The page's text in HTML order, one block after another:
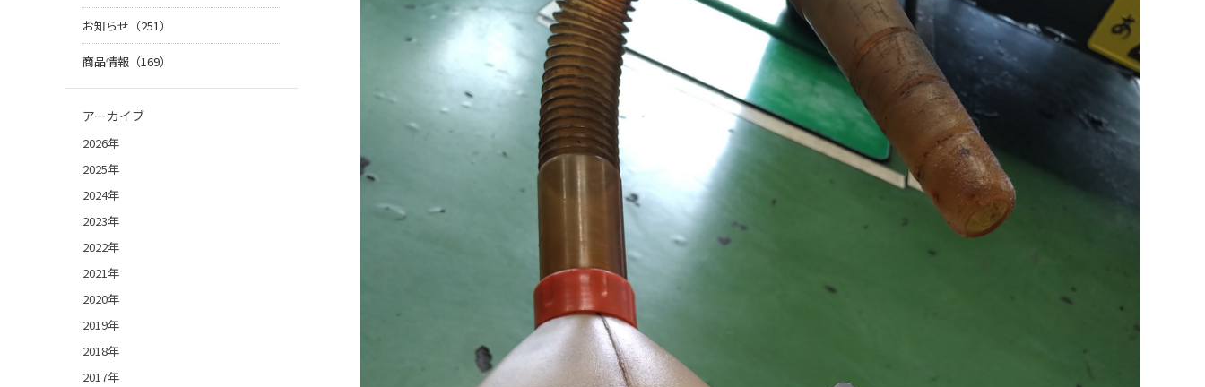
お知らせ（251）
商品情報（169）
アーカイブ
2026年
2025年
2024年
2023年
2022年
2021年
2020年
2019年
2018年
2017年